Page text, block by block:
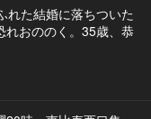
れた結婚に落ちついた
れおののく。35歳、恭